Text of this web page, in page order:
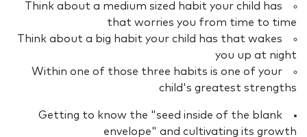
Think about a medium sized habit your child has
that worries you from time to time
Think about a big habit your child has that wakes
you up at night
Within one of those three habits is one of your
child's greatest strengths
Getting to know the "seed inside of the blank
envelope" and cultivating its growth